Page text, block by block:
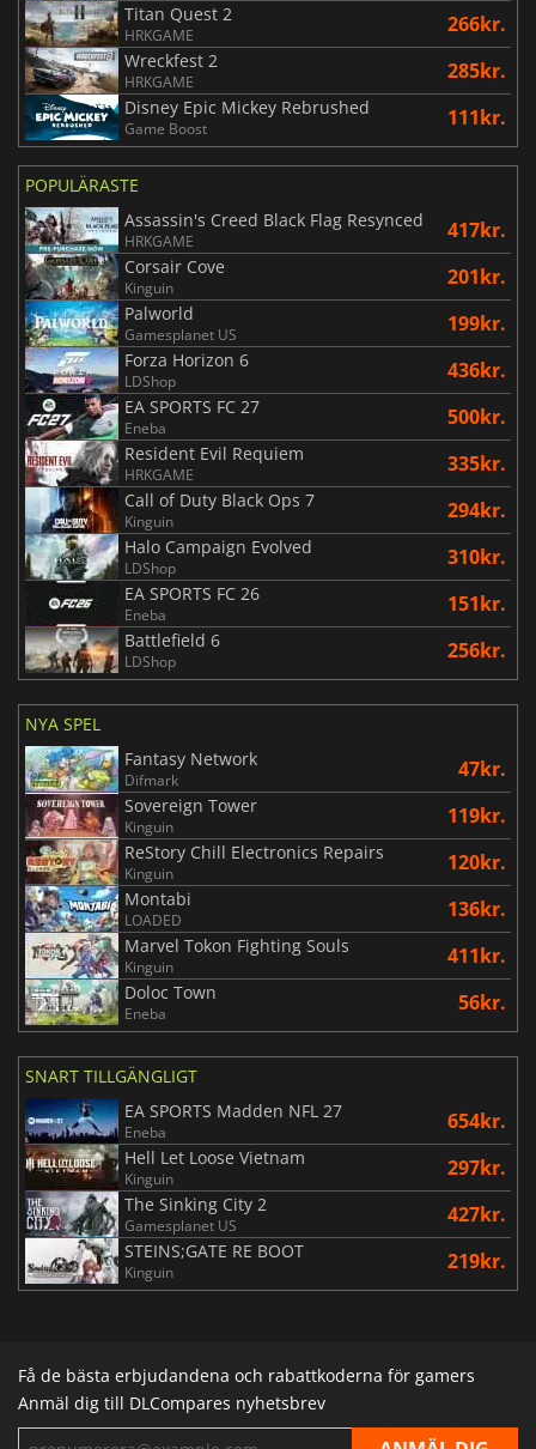
Titan Quest 2
HRKGAME 266kr.
Wreckfest 2
HRKGAME 285kr.
Disney Epic Mickey Rebrushed
Game Boost 111kr.
POPULÄRASTE
Assassin's Creed Black Flag Resynced
HRKGAME 417kr.
Corsair Cove
Kinguin 201kr.
Palworld
Gamesplanet US 199kr.
Forza Horizon 6
LDShop 436kr.
EA SPORTS FC 27
Eneba 500kr.
Resident Evil Requiem
HRKGAME 335kr.
Call of Duty Black Ops 7
Kinguin 294kr.
Halo Campaign Evolved
LDShop 310kr.
EA SPORTS FC 26
Eneba 151kr.
Battlefield 6
LDShop 256kr.
NYA SPEL
Fantasy Network
Difmark 47kr.
Sovereign Tower
Kinguin 119kr.
ReStory Chill Electronics Repairs
Kinguin 120kr.
Montabi
LOADED 136kr.
Marvel Tokon Fighting Souls
Kinguin 411kr.
Doloc Town
Eneba 56kr.
SNART TILLGÄNGLIGT
EA SPORTS Madden NFL 27
Eneba 654kr.
Hell Let Loose Vietnam
Kinguin 297kr.
The Sinking City 2
Gamesplanet US 427kr.
STEINS;GATE RE BOOT
Kinguin 219kr.
Få de bästa erbjudandena och rabattkoderna för gamers
Anmäl dig till DLCompares nyhetsbrev